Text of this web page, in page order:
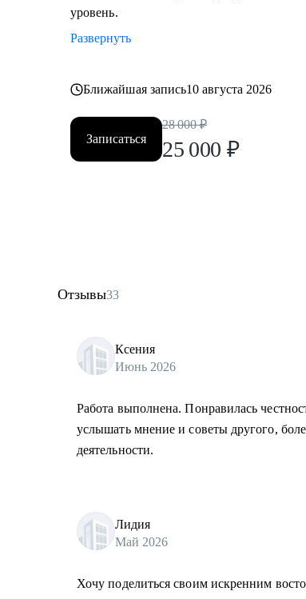
уровень.
Развернуть
Ближайшая запись10 августа 2026
Записаться
28 000 ₽
25 000 ₽
Отзывы33
Ксения
Июнь 2026
Работа выполнена. Понравилась
услышать мнение и советы другого,
деятельности.
Лидия
Май 2026
Хочу поделиться своим искренним